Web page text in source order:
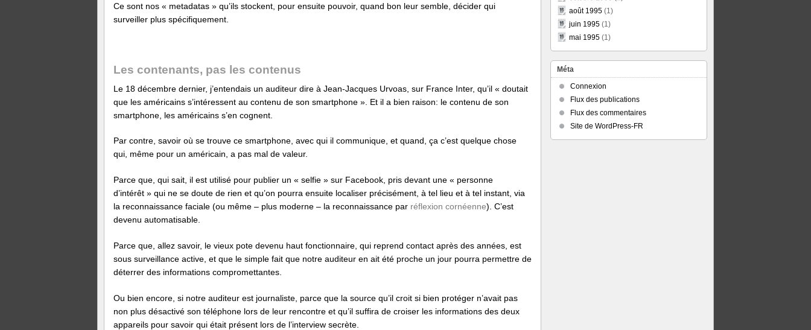
Ce sont nos « metadatas » qu’ils stockent, pour ensuite pouvoir, quand bon leur semble, décider qui
surveiller plus spécifiquement.
Les contenants, pas les contenus
Le 18 décembre dernier, j’entendais un auditeur dire à Jean-Jacques Urvoas, sur France Inter, qu’il « doutait
que les américains s’intéressent au contenu de son smartphone ». Et il a bien raison: le contenu de son
smartphone, les américains s’en cognent.
Par contre, savoir où se trouve ce smartphone, avec qui il communique, et quand, ça c’est quelque chose
qui, même pour un américain, a pas mal de valeur.
Parce que, qui sait, il est utilisé pour publier un « selfie » sur Facebook, pris devant une « personne
d’intérêt » qui ne se doute de rien et qu’on pourra ensuite localiser précisément, à tel lieu et à tel instant, via
la reconnaissance faciale (ou même – plus moderne – la reconnaissance par réflexion cornéenne). C’est
devenu automatisable.
Parce que, allez savoir, le vieux pote devenu haut fonctionnaire, qui reprend contact après des années, est
sous surveillance active, et que le simple fait que notre auditeur en ait été proche un jour pourra permettre de
déterrer des informations compromettantes.
Ou bien encore, si notre auditeur est journaliste, parce que la source qu’il croit si bien protéger n’avait pas
non plus désactivé son téléphone lors de leur rencontre et qu’il suffira de croiser les informations des deux
appareils pour savoir qui était présent lors de l’interview secrète.
août 1995 (1)
juin 1995 (1)
mai 1995 (1)
Méta
Connexion
Flux des publications
Flux des commentaires
Site de WordPress-FR